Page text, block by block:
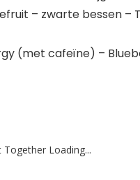
– zwarte bessen
(met cafeïne) –
Loading...